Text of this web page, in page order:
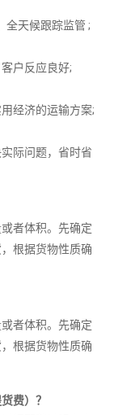
全天候跟踪监管 ;
户反应良好;
经济的运输方案;
际问题，省时省
者体积。先确定
根据货物性质确
者体积。先确定
根据货物性质确
费）？